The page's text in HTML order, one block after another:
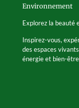
Environnement
Explorez la beauté
Inspirez-vous,
des espaces
énergie et bien-